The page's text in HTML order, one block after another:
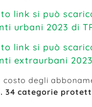
link si può
urbani 2023 di
link si può
extraurbani 2023
costo degli
34 categorie